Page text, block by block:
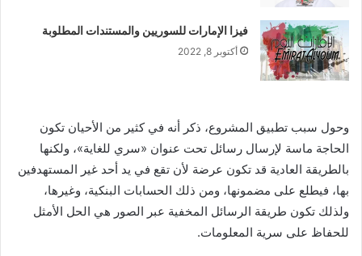
فيزا الإمارات للسوريين والمستندات المطلوبة
أكتوبر 8, 2022
وحول سبب تطبيق المشروع، ذكر أنه في كثير من الأحيان تكون
الحاجة ماسة لإرسال رسائل تحت عنوان «سري للغاية»، ولكنها
بالطريقة العادية قد تكون عرضة لأن تقع في يد أحد غير المستهدفين
بها، فيطلع على مضمونها، ومن ذلك الحسابات البنكية، وغيرها،
ولذلك تكون طريقة الرسائل المخفية عبر الصور هي الحل الأمثل
للحفاظ على سرية المعلومات.